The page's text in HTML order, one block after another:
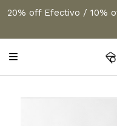
20% off Efectivo / 10%